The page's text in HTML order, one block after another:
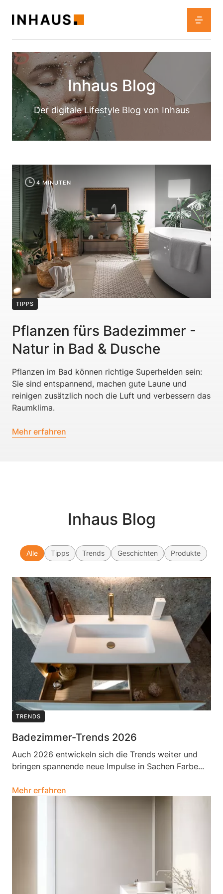
Inhaus Blog
Der digitale Lifestyle Blog von Inhaus
4 MINUTEN
TIPPS
Pflanzen fürs Badezimmer -
Natur in Bad & Dusche
Pflanzen im Bad können richtige Superhelden sein:
Sie sind entspannend, machen gute Laune und
reinigen zusätzlich noch die Luft und verbessern das
Raumklima.
Mehr erfahren
Inhaus Blog
Alle Tipps Trends Geschichten Produkte
TRENDS
Badezimmer-Trends 2026
Auch 2026 entwickeln sich die Trends weiter und
bringen spannende neue Impulse in Sachen Farbe...
Mehr erfahren